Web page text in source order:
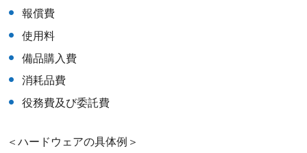
報償費
使用料
備品購入費
消耗品費
役務費及び委託費
＜ハードウェアの具体例＞